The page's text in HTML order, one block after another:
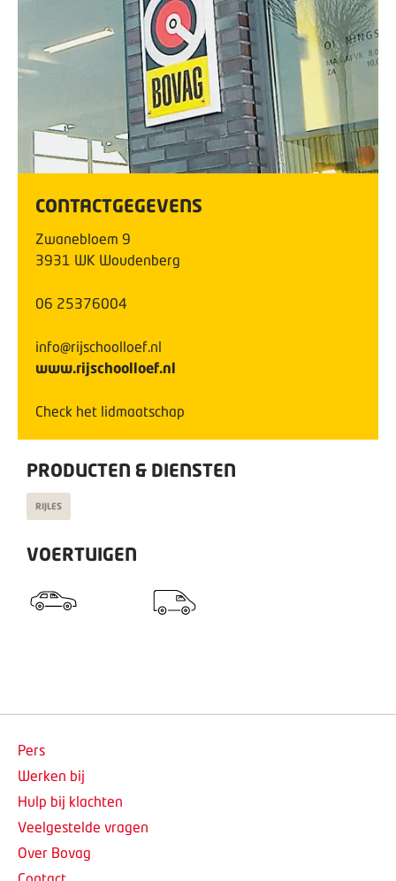
CONTACTGEGEVENS
Zwanebloem 9
3931 WK Woudenberg
06 25376004
info@rijschoolloef.nl
www.rijschoolloef.nl
Check het lidmaatschap
PRODUCTEN & DIENSTEN
RIJLES
VOERTUIGEN
Pers
Werken bij
Hulp bij klachten
Veelgestelde vragen
Over Bovag